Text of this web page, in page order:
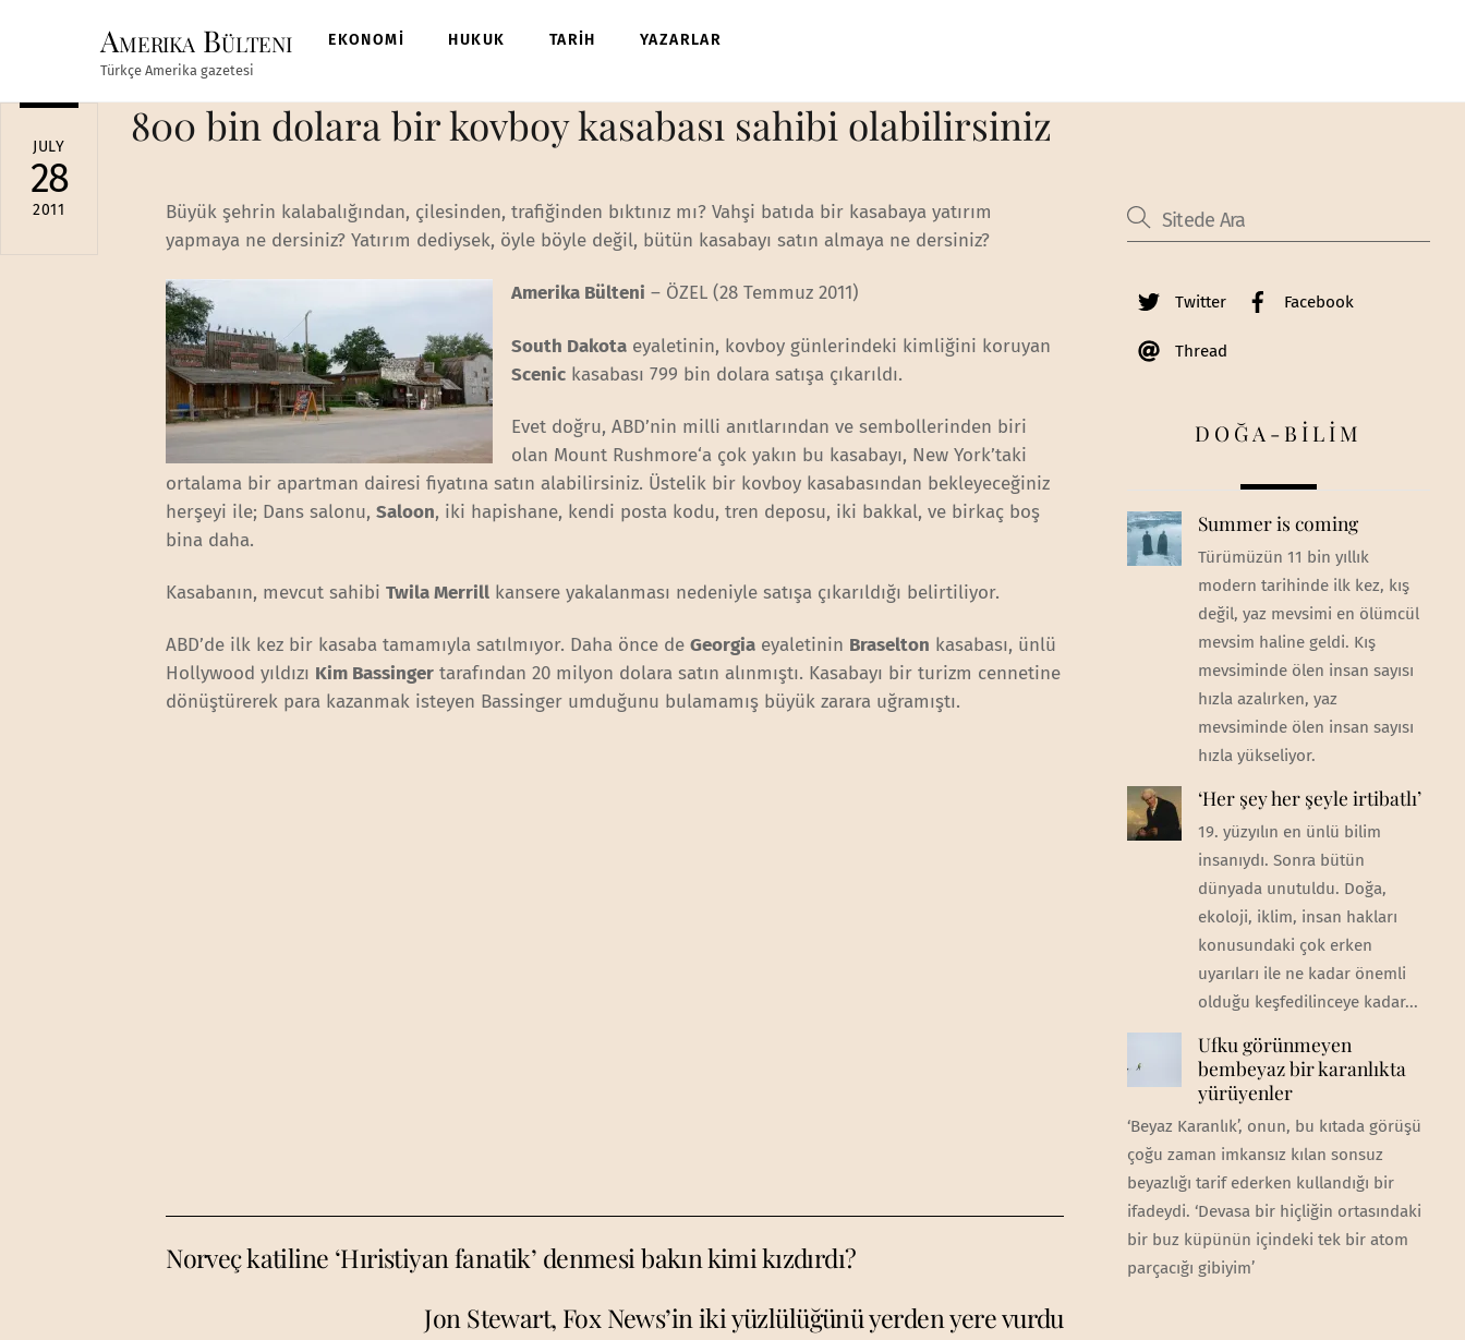
Amerika Bülteni
Türkçe Amerika gazetesi
EKONOMİ HUKUK TARİH YAZARLAR
JULY
28
2011
800 bin dolara bir kovboy kasabası sahibi olabilirsiniz
Büyük şehrin kalabalığından, çilesinden, trafiğinden bıktınız mı? Vahşi batıda bir kasabaya yatırım
yapmaya ne dersiniz? Yatırım dediysek, öyle böyle değil, bütün kasabayı satın almaya ne dersiniz?
Amerika Bülteni – ÖZEL (28 Temmuz 2011)
South Dakota eyaletinin, kovboy günlerindeki kimliğini koruyan
Scenic kasabası 799 bin dolara satışa çıkarıldı.
Evet doğru, ABD’nin milli anıtlarından ve sembollerinden biri
olan Mount Rushmore‘a çok yakın bu kasabayı, New York’taki
ortalama bir apartman dairesi fiyatına satın alabilirsiniz. Üstelik bir kovboy kasabasından bekleyeceğiniz
herşeyi ile; Dans salonu,Saloon, iki hapishane, kendi posta kodu, tren deposu, iki bakkal, ve birkaç boş
bina daha.
Kasabanın, mevcut sahibiTwila Merrill kansere yakalanması nedeniyle satışa çıkarıldığı belirtiliyor.
ABD’de ilk kez bir kasaba tamamıyla satılmıyor. Daha önce deGeorgia eyaletinin Braselton kasabası, ünlü
Hollywood yıldızı Kim Bassinger tarafından 20 milyon dolara satın alınmıştı. Kasabayı bir turizm cennetine
dönüştürerek para kazanmak isteyen Bassinger umduğunu bulamamış büyük zarara uğramıştı.
Norveç katiline ‘Hıristiyan fanatik’ denmesi bakın kimi kızdırdı?
Jon Stewart, Fox News’in iki yüzlülüğünü yerden yere vurdu
Twitter Facebook
Thread
DOĞA-BİLİM
Summer is coming
Türümüzün 11 bin yıllık
modern tarihinde ilk kez, kış
değil, yaz mevsimi en ölümcül
mevsim haline geldi. Kış
mevsiminde ölen insan sayısı
hızla azalırken, yaz
mevsiminde ölen insan sayısı
hızla yükseliyor.
‘Her şey her şeyle irtibatlı’
19. yüzyılın en ünlü bilim
insanıydı. Sonra bütün
dünyada unutuldu. Doğa,
ekoloji, iklim, insan hakları
konusundaki çok erken
uyarıları ile ne kadar önemli
olduğu keşfedilinceye kadar...
Ufku görünmeyen
bembeyaz bir karanlıkta
yürüyenler
‘Beyaz Karanlık’, onun, bu kıtada görüşü
çoğu zaman imkansız kılan sonsuz
beyazlığı tarif ederken kullandığı bir
ifadeydi. ‘Devasa bir hiçliğin ortasındaki
bir buz küpünün içindeki tek bir atom
parçacığı gibiyim’